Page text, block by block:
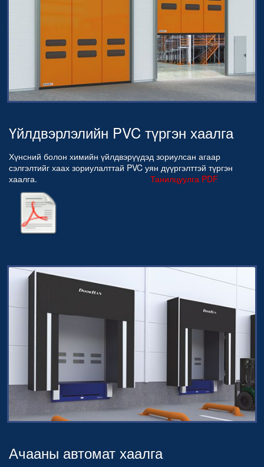
Үйлдвэрлэлийн PVC түргэн хаалга
Хүнсний болон химийн үйлдвэрүүдэд зориулсан агаар
сэлгэлтийг хаах зориулалттай PVC уян дүүргэлттэй түргэн
хаалга. Танилцуулга PDF
Ачааны автомат хаалга